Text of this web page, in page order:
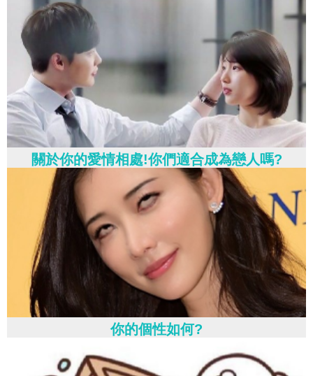
關於你的愛情相處!你們適合成為戀人嗎?
你的個性如何?